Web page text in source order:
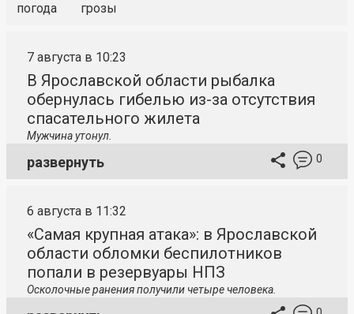
погода грозы
7 августа в 10:23
В Ярославской области рыбалка
обернулась гибелью из-за отсутствия
спасательного жилета
Мужчина утонул.
развернуть 0
6 августа в 11:32
«Самая крупная атака»: в Ярославской
области обломки беспилотников
попали в резервуары НПЗ
Осколочные ранения получили четыре человека.